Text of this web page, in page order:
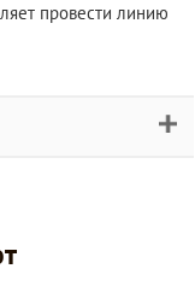
провести линию